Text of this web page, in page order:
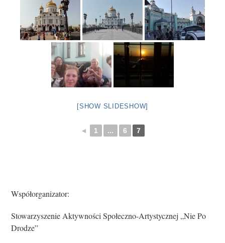
[SHOW SLIDESHOW]
◄ 1 ... 6 7
Współorganizator:
Stowarzyszenie Aktywności Społeczno-Artystycznej „Nie Po
Drodze”